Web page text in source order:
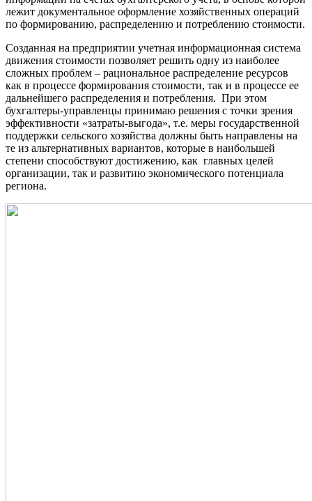
лежит документальное оформление хозяйственных операций
по формированию, распределению и потреблению стоимости.
Созданная на предприятии учетная информационная система
движения стоимости позволяет решить одну из наиболее
сложных проблем – рациональное распределение ресурсов
как в процессе формирования стоимости, так и в процессе ее
дальнейшего распределения и потребления. При этом
бухгалтеры-управленцы принимаю решения с точки зрения
эффективности «затраты-выгода», т.е. меры государственной
поддержки сельского хозяйства должны быть направлены на
те из альтернативных вариантов, которые в наибольшей
степени способствуют достижению, как главных целей
организации, так и развитию экономического потенциала
региона.